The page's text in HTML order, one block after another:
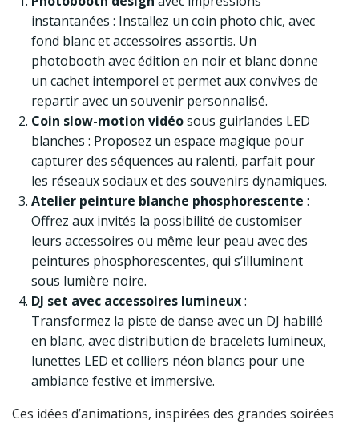
instantanées : Installez un coin photo chic, avec
fond blanc et accessoires assortis. Un
photobooth avec édition en noir et blanc donne
un cachet intemporel et permet aux convives de
repartir avec un souvenir personnalisé.
Coin slow-motion vidéosous guirlandes LED
blanches : Proposez un espace magique pour
capturer des séquences au ralenti, parfait pour
les réseaux sociaux et des souvenirs dynamiques.
Atelier peinture blanche phosphorescente :
Offrez aux invités la possibilité de customiser
leurs accessoires ou même leur peau avec des
peintures phosphorescentes, qui s’illuminent
sous lumière noire.
DJ set avec accessoires lumineux:
Transformez la piste de danse avec un DJ habillé
en blanc, avec distribution de bracelets lumineux,
lunettes LED et colliers néon blancs pour une
ambiance festive et immersive.
Ces idées d’animations, inspirées des grandes soirées